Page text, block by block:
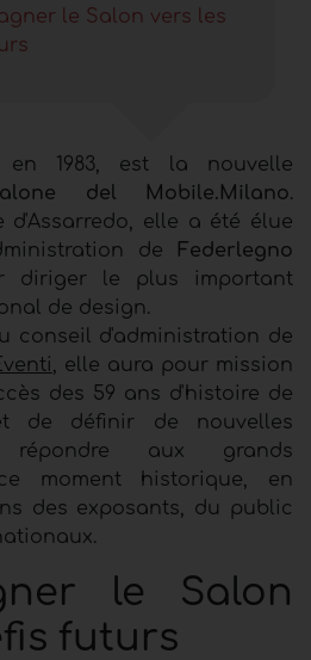
le Salon vers les
1983, est la nouvelle
del Mobile.Milano.
d'Assarredo, elle a été élue
de
Federlegno
diriger le plus important
de design.
conseil d'administration de
, elle aura pour mission
des 59 ans d'histoire de
de définir de nouvelles
aux grands
moment historique, en
des exposants, du public
le Salon
futurs